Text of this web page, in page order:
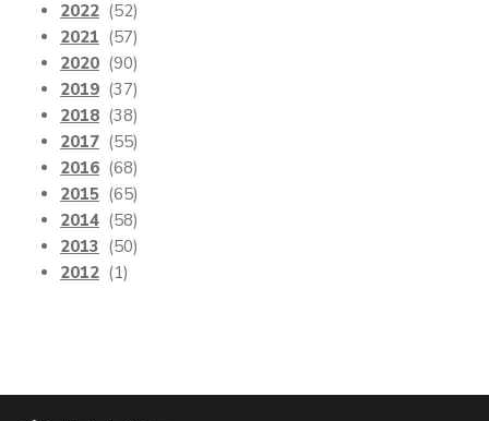
2022 (52)
2021 (57)
2020 (90)
2019 (37)
2018 (38)
2017 (55)
2016 (68)
2015 (65)
2014 (58)
2013 (50)
2012 (1)